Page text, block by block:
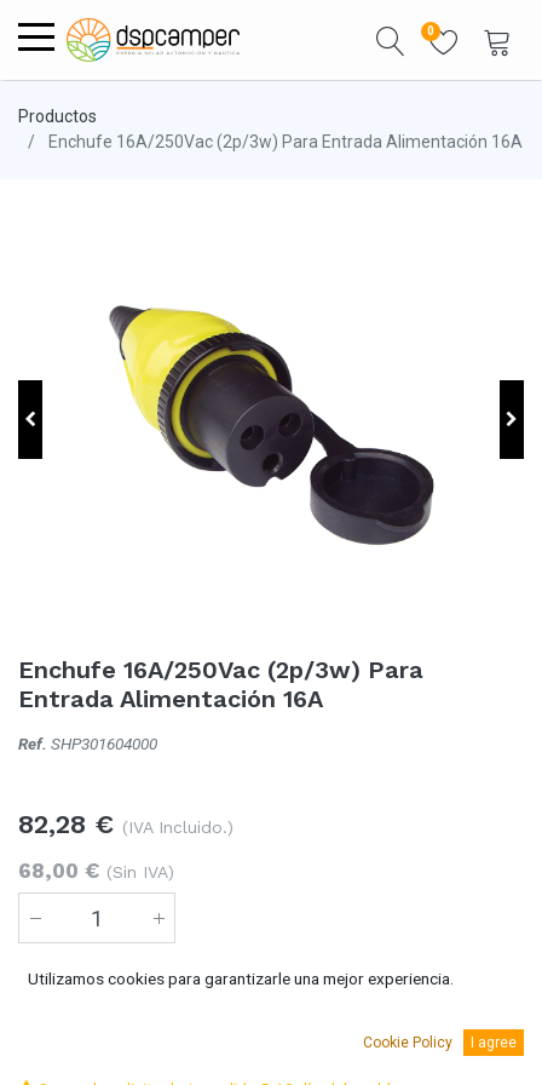
0
Productos
Enchufe 16A/250Vac (2p/3w) Para Entrada Alimentación 16A
Enchufe 16A/250Vac (2p/3w) Para
Entrada Alimentación 16A
Ref. SHP301604000
82,28 € (IVA Incluido.)
68,00 € (Sin IVA)
Añadir al carro
Utilizamos cookies para garantizarle una mejor experiencia.
Cookie Policy I agree